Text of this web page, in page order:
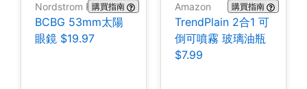
Nordstrom Rack購買指南
BCBG 53mm太陽
眼鏡 $19.97
Amazon 購買指南
TrendPlain 2合1 可
倒可噴霧 玻璃油瓶
$7.99